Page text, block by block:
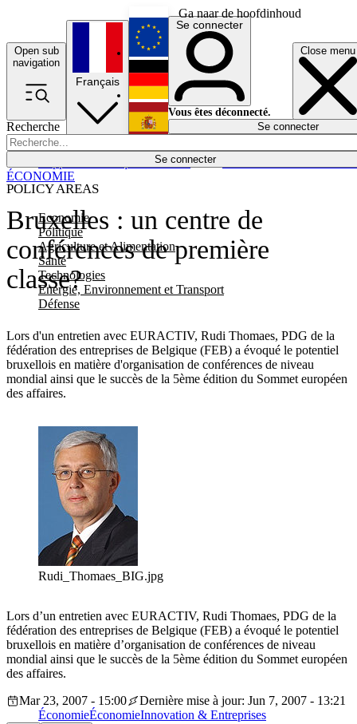
Ga naar de hoofdinhoud
Open sub
navigation
Close menu
Recherche
Se connecter
POLICY AREAS
Economie
Politique
Agriculture et Alimentation
Santé
Technologies
Energie, Environnement et Transport
Défense
Économie
Français
English
Deutsch
Español
Se connecter
Vous êtes déconnecté.
Se connecter
Bruxelles : un centre de
conférences de première
classe?
Lors d'un entretien avec EURACTIV, Rudi Thomaes, PDG de la
fédération des entreprises de Belgique (FEB) a évoqué le potentiel
bruxellois en matière d'organisation de conférences de niveau
mondial ainsi que le succès de la 5ème édition du Sommet européen
des affaires.
ÉCONOMIE
Rudi_Thomaes_BIG.jpg
Lors d’un entretien avec EURACTIV, Rudi Thomaes, PDG de la
fédération des entreprises de Belgique (FEB) a évoqué le potentiel
bruxellois en matière d’organisation de conférences de niveau
mondial ainsi que le succès de la 5ème édition du Sommet européen
des affaires.
Mar 23, 2007 - 15:00
Dernière mise à jour: Jun 7, 2007 - 13:21
ÉconomieÉconomieInnovation & Entreprises